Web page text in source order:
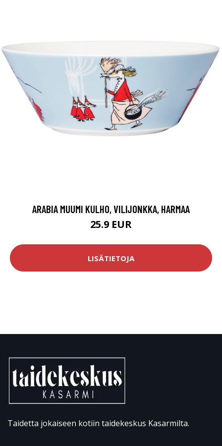
ARABIA MUUMI KULHO, VILIJONKKA, HARMAA
25.9 EUR
LISÄTIETOJA
Taidetta jokaiseen kotiin taidekeskus Kasarmilta.